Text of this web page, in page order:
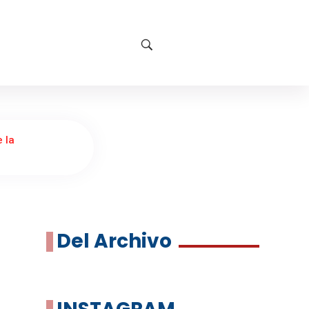
la
Del Archivo